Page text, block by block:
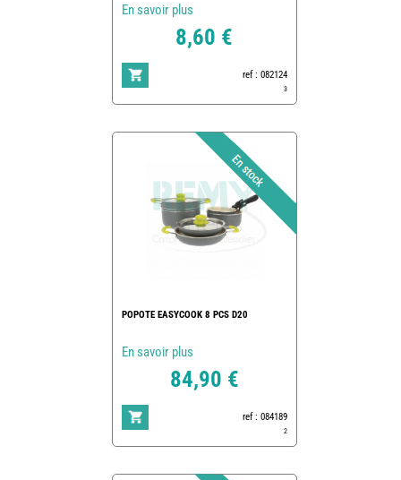
En savoir plus
8,60 €
ref : 082124
3
POPOTE EASYCOOK 8 PCS D20
En savoir plus
84,90 €
ref : 084189
2